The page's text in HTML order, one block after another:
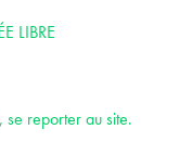
LIBRE
reporter au site.